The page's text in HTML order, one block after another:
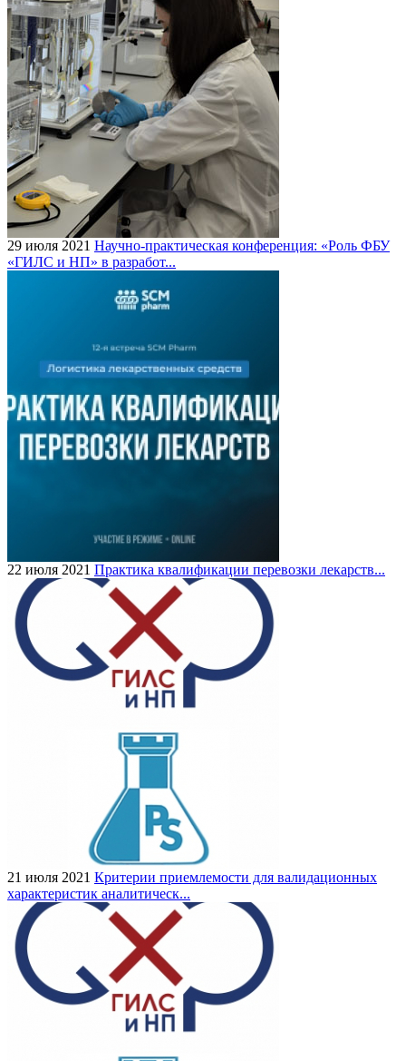
29 июля 2021 Научно-практическая конференция: «Роль ФБУ
«ГИЛС и НП» в разработ...
22 июля 2021 Практика квалификации перевозки лекарств...
21 июля 2021 Критерии приемлемости для валидационных
характеристик аналитическ...